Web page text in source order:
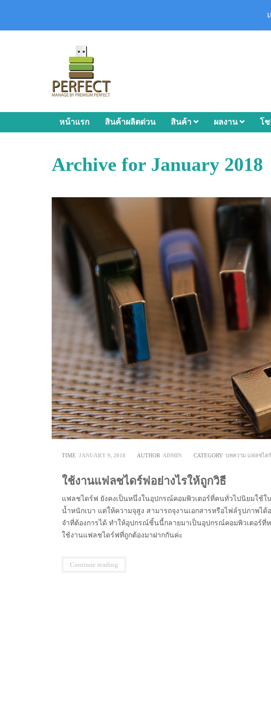
หน้าแรก สินค้าผลิตด่วน สินค้า ผลงาน โ
Archive for January 2018
TIME JANUARY 9, 2018 AUTHOR ADMIN CATEGORY บทความ แฟลชได
ใช้งานแฟลชไดร์ฟอย่างไรให้ถูกวิธี
แฟลชไดร์ฟ ยังคงเป็นหนึ่งในอุปกรณ์คอมพิวเตอร์ที่คนทั่วไปนิยมใช้
น้ำหนักเบา แต่ให้ความจุสูง สามารถจุงานเอกสารหรือไฟล์รูปภาพไ
จำที่ต้องการได้ ทำให้อุปกรณ์ชิ้นนี้กลายมาเป็นอุปกรณ์คอมพิวเตอร์ที่
ใช้งานแฟลชไดร์ฟที่ถูกต้องมาฝากกันค่ะ
Continue reading